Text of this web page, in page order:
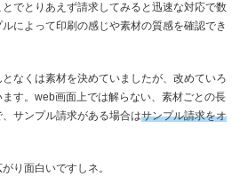
でとりあえず請求してみると迅速な対応で数
によって印刷の感じや素材の質感を確認でき
なくは素材を決めていましたが、改めていろ
す。web画面上では解らない、素材ごとの長
サンプル請求がある場合はサンプル請求をオ
り面白いですしネ。